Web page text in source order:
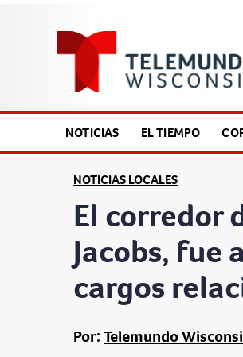
NOTICIAS EL TIEMPO
NOTICIAS LOCALES
El corredor
Jacobs,
cargos
Por:Telemundo